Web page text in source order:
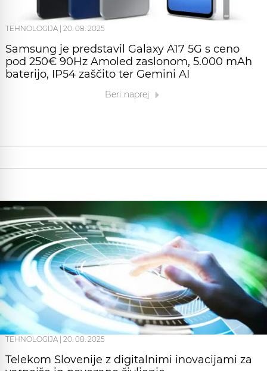
TEHNOLOGIJA 20. 08. 2025
Samsung je predstavil Galaxy A17 5G s ceno
pod 250€ 90Hz Amoled zaslonom, 5.000 mAh
baterijo, IP54 zaščito ter Gemini AI
Beri naprej
TEHNOLOGIJA | 20. 08. 2025
Telekom Slovenije z digitalnimi inovacijami za